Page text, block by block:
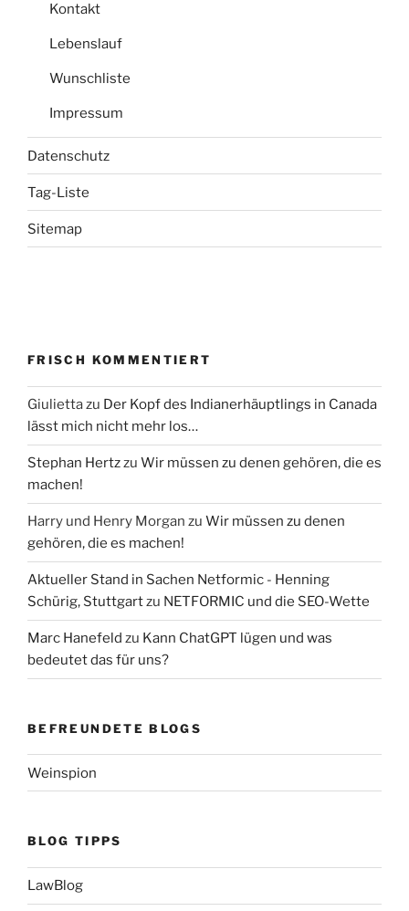
Kontakt
Lebenslauf
Wunschliste
Impressum
Datenschutz
Tag-Liste
Sitemap
FRISCH KOMMENTIERT
Giuliettazu Der Kopf des Indianerhäuptlings in Canada
lässt mich nicht mehr los…
Stephan Hertzzu Wir müssen zu denen gehören, die es
machen!
Harry und Henry Morgan zu Wir müssen zu denen
gehören, die es machen!
Aktueller Stand in Sachen Netformic - Henning
Schürig, Stuttgartzu NETFORMIC und die SEO-Wette
Marc Hanefeld zu Kann ChatGPT lügen und was
bedeutet das für uns?
BEFREUNDETE BLOGS
Weinspion
BLOG TIPPS
LawBlog